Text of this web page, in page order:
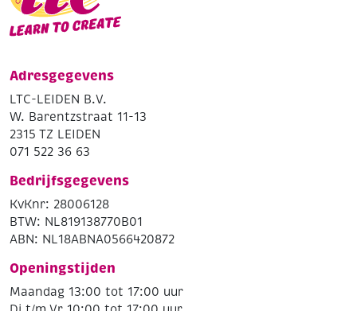
Adresgegevens
LTC-LEIDEN B.V.
W. Barentzstraat 11-13
2315 TZ LEIDEN
071 522 36 63
Bedrijfsgegevens
KvKnr: 28006128
BTW: NL819138770B01
ABN: NL18ABNA0566420872
Openingstijden
Maandag 13:00 tot 17:00 uur